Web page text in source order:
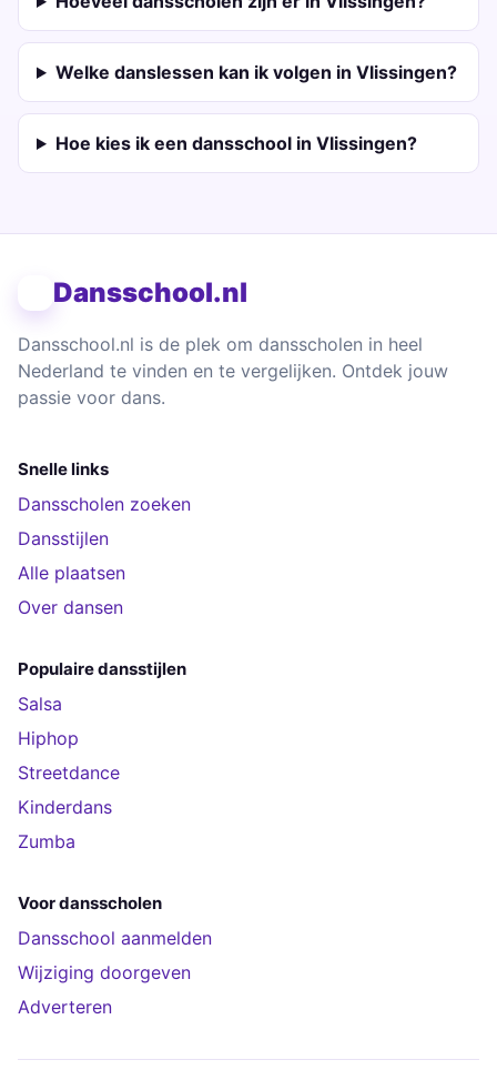
Welke danslessen kan ik volgen in Vlissingen?
Hoe kies ik een dansschool in Vlissingen?
Dansschool.nl
Dansschool.nl is de plek om dansscholen in heel
Nederland te vinden en te vergelijken. Ontdek jouw
passie voor dans.
Snelle links
Dansscholen zoeken
Dansstijlen
Alle plaatsen
Over dansen
Populaire dansstijlen
Salsa
Hiphop
Streetdance
Kinderdans
Zumba
Voor dansscholen
Dansschool aanmelden
Wijziging doorgeven
Adverteren